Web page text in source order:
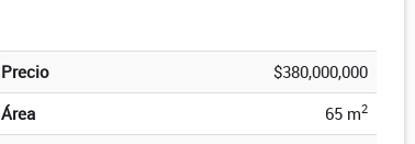
Precio
$380,000,000
Área
65 m2